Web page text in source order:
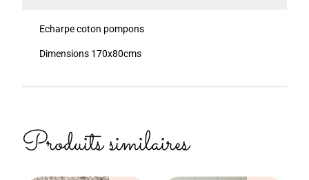
Echarpe coton pompons
Dimensions 170x80cms
Produits similaires